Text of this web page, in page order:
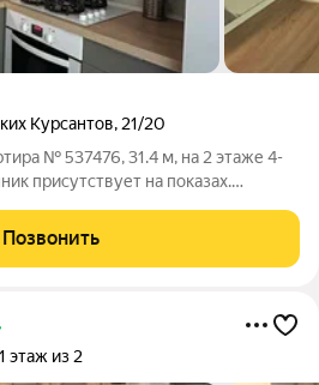
Курсантов, 21/20
№ 537476, 31.4 м, на 2 этаже 4-
присутствует на показах.
условиям проживания: можно с
Срок
Позвонить
1 этаж из 2